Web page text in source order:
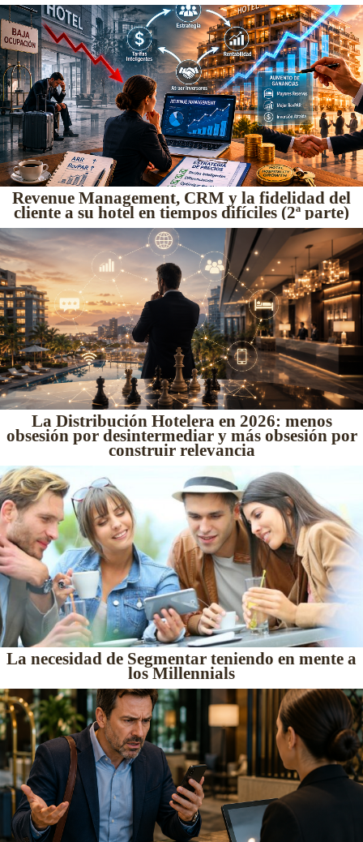
Revenue Management, CRM y la fidelidad del
cliente a su hotel en tiempos difíciles (2ª parte)
La Distribución Hotelera en 2026: menos
obsesión por desintermediar y más obsesión por
construir relevancia
La necesidad de Segmentar teniendo en mente a
los Millennials